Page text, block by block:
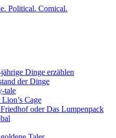
Political. Comical.
Dinge erzählen
der Dinge
tale
Cage
oder Das Lumpenpack